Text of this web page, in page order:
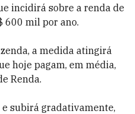
incidirá sobre a renda de
600 mil por ano.
a medida atingirá
hoje pagam, em média,
Renda.
subirá gradativamente,